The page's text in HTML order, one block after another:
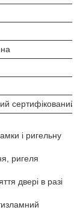
сертифікований
і ригельну
ригеля
двері в разі